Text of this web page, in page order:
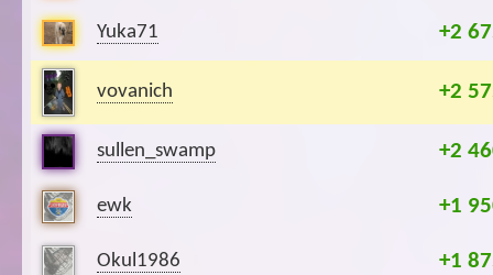
Yuka71 +2
vovanich +2
sullen_swamp +2
ewk +1
Okul1986 +1